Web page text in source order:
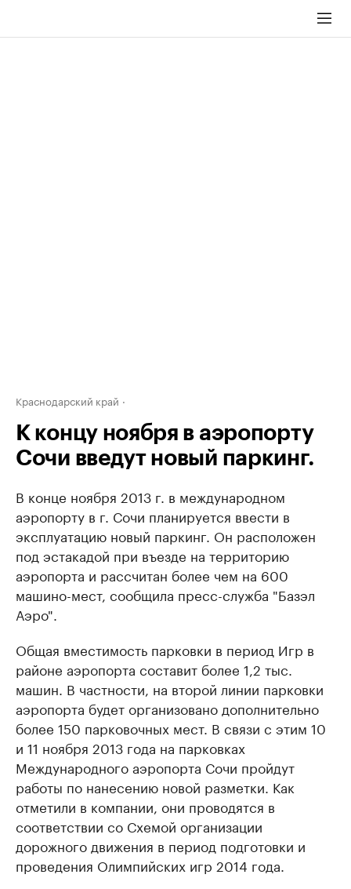
Краснодарский край
К концу ноября в аэропорту
Сочи введут новый паркинг.
В конце ноября 2013 г. в международном
аэропорту в г. Сочи планируется ввести в
эксплуатацию новый паркинг. Он расположен
под эстакадой при въезде на территорию
аэропорта и рассчитан более чем на 600
машино-мест, сообщила пресс-служба "Базэл
Аэро".
Общая вместимость парковки в период Игр в
районе аэропорта составит более 1,2 тыс.
машин. В частности, на второй линии парковки
аэропорта будет организовано дополнительно
более 150 парковочных мест. В связи с этим 10
и 11 ноября 2013 года на парковках
Международного аэропорта Сочи пройдут
работы по нанесению новой разметки. Как
отметили в компании, они проводятся в
соответствии со Схемой организации
дорожного движения в период подготовки и
проведения Олимпийских игр 2014 года.